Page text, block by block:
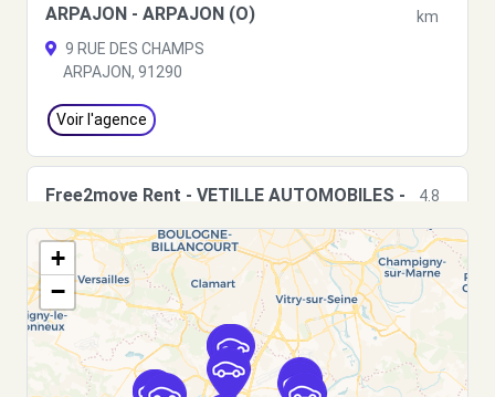
ARPAJON - ARPAJON (O)
km
9 RUE DES CHAMPS
ARPAJON, 91290
Voir l'agence
Free2move Rent - VETILLE AUTOMOBILES -
4.8
70 AVENUE CHARLES DE GAULLE
BRETIGNY SUR ORGE, FR-91, 91220
Voir l'agence
+
−